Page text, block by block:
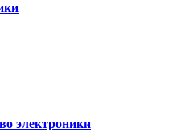
электроники